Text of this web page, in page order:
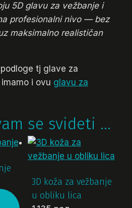
5D glavu za vežbanje i
profesionalni nivo — bez
maksimalno realističan
tj glave za
i ovu glavu za
se svideti …
3D koža za vežbanje
u obliku lica